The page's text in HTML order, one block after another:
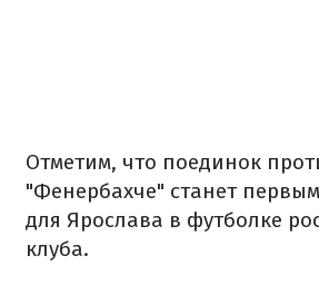
Отметим, что поединок
"Фенербахче" станет
для Ярослава в футболке
клуба.